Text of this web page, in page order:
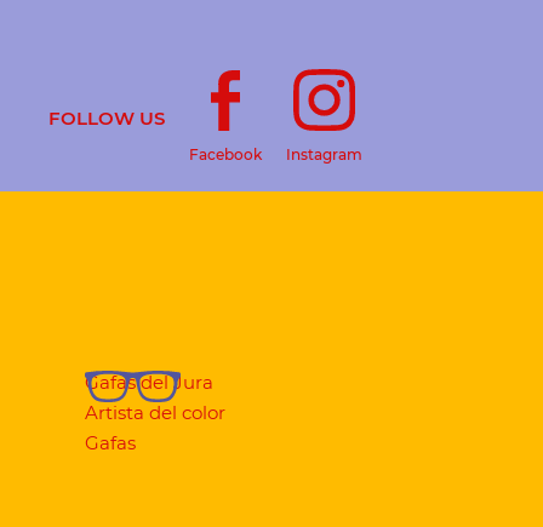
FOLLOW US
Facebook Instagram
Gafas del Jura
Artista del color
Gafas